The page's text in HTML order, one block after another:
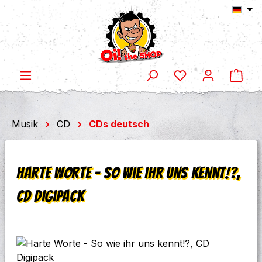
Zum Hauptinhalt springen
Musik CD CDs deutsch
Harte Worte - So wie ihr uns kennt!?,
CD Digipack
Bildergalerie überspringen